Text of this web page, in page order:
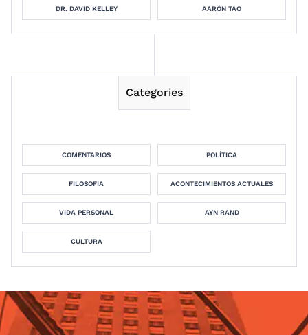
DR. DAVID KELLEY AARÓN TAO
Categories
COMENTARIOS POLÍTICA
FILOSOFIA ACONTECIMIENTOS ACTUALES
VIDA PERSONAL AYN RAND
CULTURA